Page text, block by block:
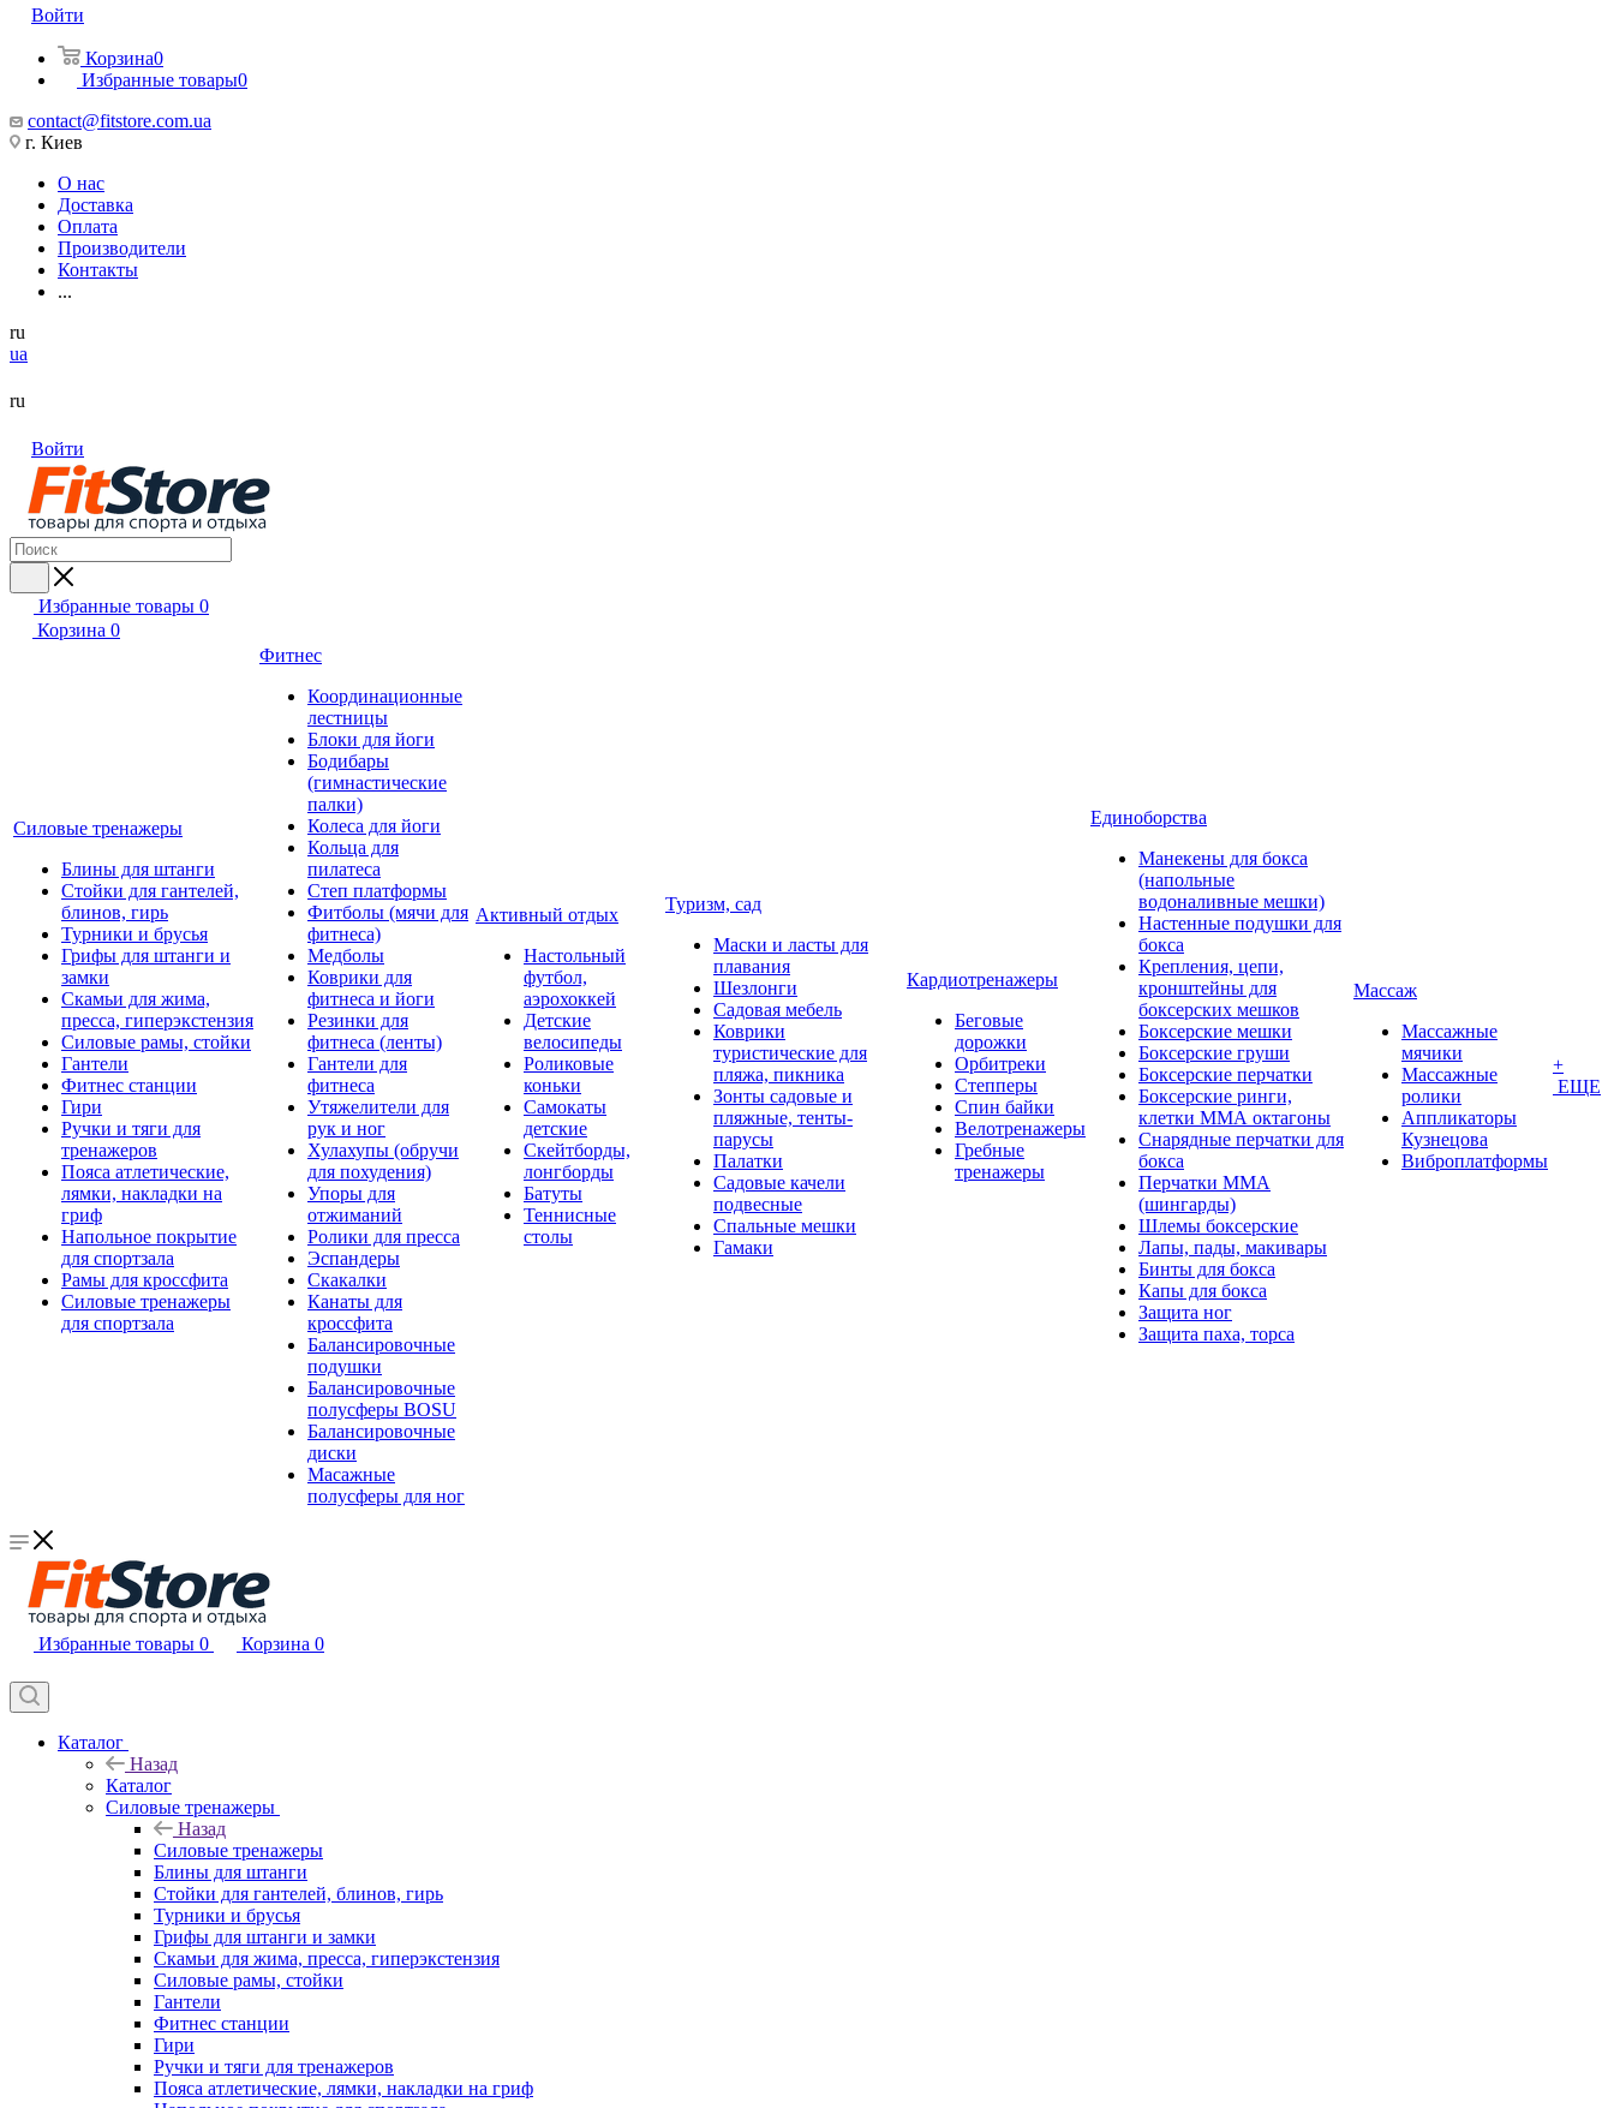
Войти
Корзина0
Избранные товары0
contact@fitstore.com.ua
г. Киев
О нас
Доставка
Оплата
Производители
Контакты
...
ru
ua
ru
Войти
Избранные товары 0
Корзина 0
Силовые тренажеры
Блины для штанги
Стойки для гантелей,
блинов, гирь
Турники и брусья
Грифы для штанги и
замки
Скамьи для жима,
пресса, гиперэкстензия
Силовые рамы, стойки
Гантели
Фитнес станции
Гири
Ручки и тяги для
тренажеров
Пояса атлетические,
лямки, накладки на
гриф
Напольное покрытие
для спортзала
Рамы для кроссфита
Силовые тренажеры
для спортзала
Фитнес
Координационные
лестницы
Блоки для йоги
Бодибары
(гимнастические
палки)
Колеса для йоги
Кольца для
пилатеса
Степ платформы
Фитболы (мячи для
фитнеса)
Медболы
Коврики для
фитнеса и йоги
Резинки для
фитнеса (ленты)
Гантели для
фитнеса
Утяжелители для
рук и ног
Хулахупы (обручи
для похудения)
Упоры для
отжиманий
Ролики для пресса
Эспандеры
Скакалки
Канаты для
кроссфита
Балансировочные
подушки
Балансировочные
полусферы BOSU
Балансировочные
диски
Масажные
полусферы для ног
Активный отдых
Настольный
футбол,
аэрохоккей
Детские
велосипеды
Роликовые
коньки
Самокаты
детские
Скейтборды,
лонгборды
Батуты
Теннисные
столы
Туризм, сад
Маски и ласты для
плавания
Шезлонги
Садовая мебель
Коврики
туристические для
пляжа, пикника
Зонты садовые и
пляжные, тенты-
парусы
Палатки
Садовые качели
подвесные
Спальные мешки
Гамаки
Кардиотренажеры
Беговые
дорожки
Орбитреки
Степперы
Спин байки
Велотренажеры
Гребные
тренажеры
Единоборства
Манекены для бокса
(напольные
водоналивные мешки)
Настенные подушки для
бокса
Крепления, цепи,
кронштейны для
боксерских мешков
Боксерские мешки
Боксерские груши
Боксерские перчатки
Боксерские ринги,
клетки ММА октагоны
Снарядные перчатки для
бокса
Перчатки MMA
(шингарды)
Шлемы боксерские
Лапы, пады, макивары
Бинты для бокса
Капы для бокса
Защита ног
Защита паха, торса
Массаж
Массажные
мячики
Массажные
ролики
Аппликаторы
Кузнецова
Виброплатформы
+
ЕЩЕ
Избранные товары 0 Корзина 0
Каталог
Назад
Каталог
Силовые тренажеры
Назад
Силовые тренажеры
Блины для штанги
Стойки для гантелей, блинов, гирь
Турники и брусья
Грифы для штанги и замки
Скамьи для жима, пресса, гиперэкстензия
Силовые рамы, стойки
Гантели
Фитнес станции
Гири
Ручки и тяги для тренажеров
Пояса атлетические, лямки, накладки на гриф